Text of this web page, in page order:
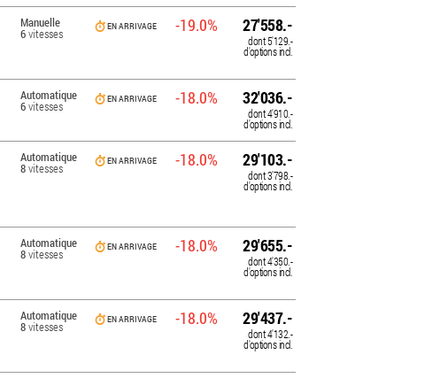
Manuelle
6vitesses EN ARRIVAGE -19.0% 27'558.-
dont5'129.-
d'options incl.
Automatique
6vitesses EN ARRIVAGE -18.0% 32'036.-
dont4'910.-
d'options incl.
Automatique
8vitesses EN ARRIVAGE -18.0% 29'103.-
dont3'798.-
d'options incl.
Automatique
8vitesses EN ARRIVAGE -18.0% 29'655.-
dont4'350.-
d'options incl.
Automatique
8vitesses EN ARRIVAGE -18.0% 29'437.-
dont4'132.-
d'options incl.